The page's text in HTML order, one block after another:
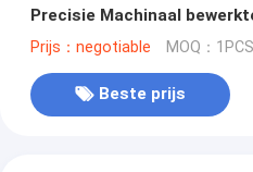
Precisie Machinaal
M3*6al7075 Schroef
Prijs：negotiable MOQ：1PCS
Beste prijs